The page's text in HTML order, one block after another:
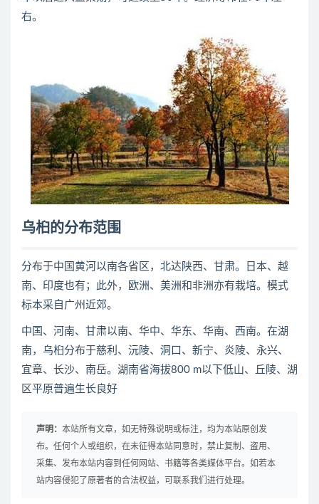
右。
乌桕的分布范围
分布于中国黄河以南各省区，北达陕西、甘肃。日本、越
南、印度也有；此外，欧洲、美洲和非洲亦有栽培。模式
标本采自广州近郊。
中国、河南、甘肃以南、华中、华东、华南、西南。在湖
南，乌桕分布于慈利、沅陵、洞口、新宁、炎陵、永兴、
宜章、长沙、南岳。湖南省海拔800 m以下低山、丘陵、湖
区平原普遍生长良好
声明： 本站所有文章，如无特殊说明或标注，均为本站原创发
布。任何个人或组织，在未征得本站同意时，禁止复制、盗用、
采集、发布本站内容到任何网站、书籍等各类媒体平台。如若本
站内容侵犯了原著者的合法权益，可联系我们进行处理。